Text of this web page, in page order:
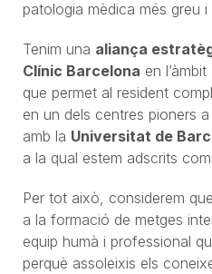
patologia mèdica més greu
Tenim una aliança
Clínic Barcelona en
que permet al resident
en un dels centres pioners
amb la Universitat de
a la qual estem adscrits
Per tot això, considerem
a la formació de metges
equip humà i professional
perquè assoleixis els